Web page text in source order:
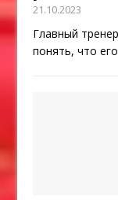
21.10.2023
Главный
понять, что